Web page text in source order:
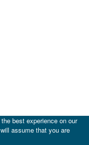
best experience on our
assume that you are